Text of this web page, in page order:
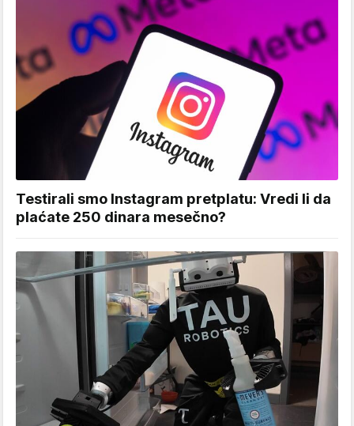
Testirali smo Instagram pretplatu: Vredi li da
plaćate 250 dinara mesečno?